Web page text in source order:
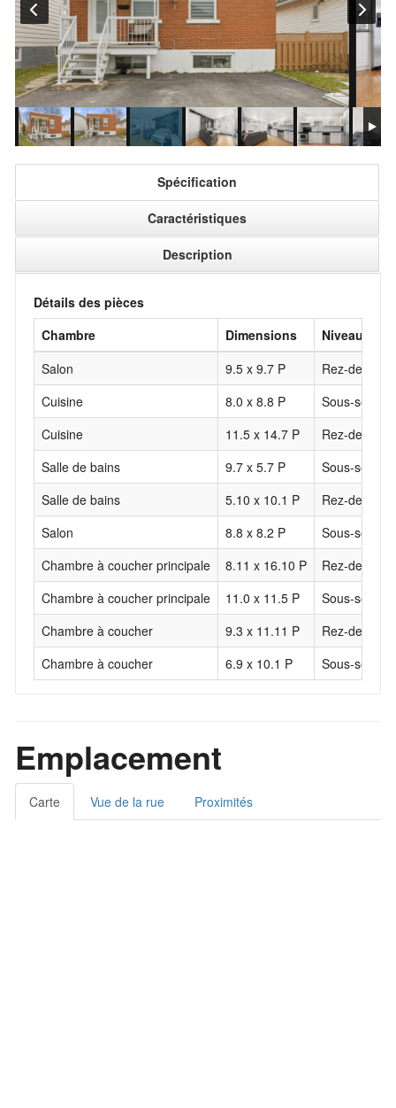
Spécification
Caractéristiques
Description
Détails des pièces
Chambre
Dimensions
Niveau
Salon
9.5 x 9.7 P
Rez-de-
Cuisine
8.0 x 8.8 P
Sous-sol
Cuisine
11.5 x 14.7 P
Rez-de-
Salle de bains
9.7 x 5.7 P
Sous-sol
Salle de bains
5.10 x 10.1 P
Rez-de-
Salon
8.8 x 8.2 P
Sous-sol
Chambre à coucher principale
8.11 x 16.10 P
Rez-de-
Chambre à coucher principale
11.0 x 11.5 P
Sous-sol
Chambre à coucher
9.3 x 11.11 P
Rez-de-
Chambre à coucher
6.9 x 10.1 P Sous-sol
Emplacement
Carte Vue de la rue Proximités